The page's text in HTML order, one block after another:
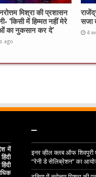
मिश्रा की प्रशासन
‘किसी में हिम्मत नहीं मेरे
का नुकसान कर दे’
ago
सजा
4
में
–
इनर व्हील क्लब ऑफ शिवपुरी
“रेनी डे सेलिब्रेशन” का